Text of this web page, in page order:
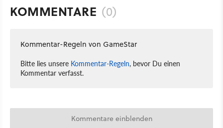
KOMMENTARE (0)
Kommentar-Regeln von GameStar
Bitte lies unsere Kommentar-Regeln, bevor Du einen
Kommentar verfasst.
Kommentare einblenden